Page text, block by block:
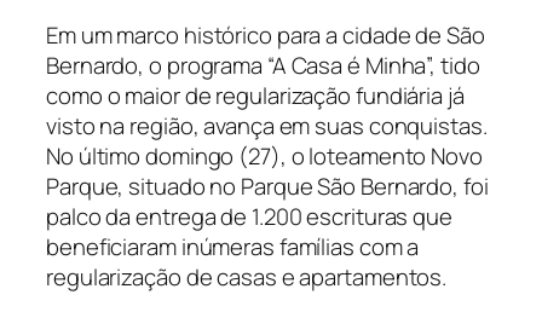
Em um marco histórico para a cidade de São
Bernardo, o programa “A Casa é Minha”, tido
como o maior de regularização fundiária já
visto na região, avança em suas conquistas.
No último domingo (27), o loteamento Novo
Parque, situado no Parque São Bernardo, foi
palco da entrega de 1.200 escrituras que
beneficiaram inúmeras famílias com a
regularização de casas e apartamentos.